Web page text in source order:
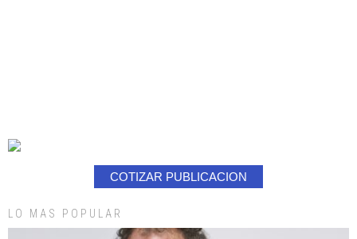
COTIZAR PUBLICACION
LO MAS POPULAR